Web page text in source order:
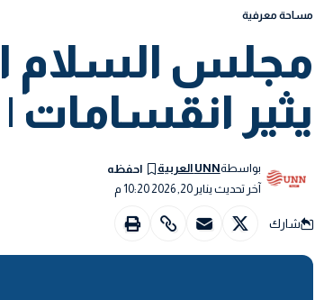
مساحة معرفية
مجلس السلام
يثير انقسامات |
آخر تحديث يناير 20, 2026 10:20 م
بواسطةUNN العربية
شارك